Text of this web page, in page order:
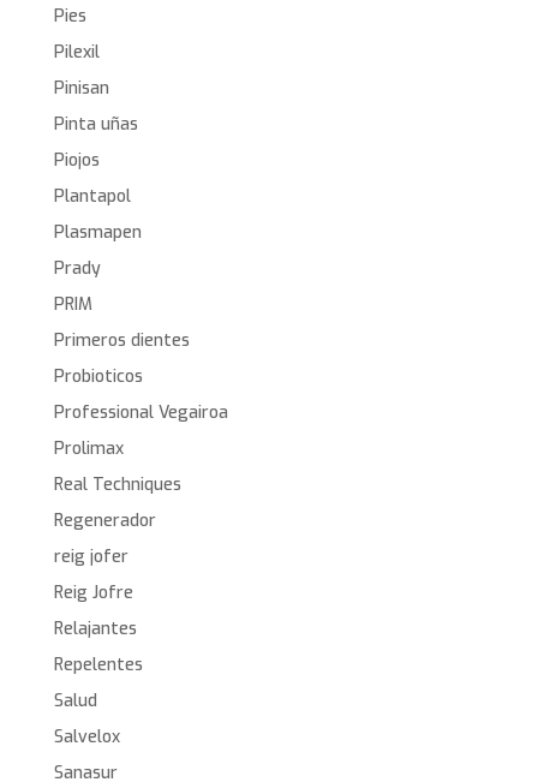
Pies
Pilexil
Pinisan
Pinta uñas
Piojos
Plantapol
Plasmapen
Prady
PRIM
Primeros dientes
Probioticos
Professional Vegairoa
Prolimax
Real Techniques
Regenerador
reig jofer
Reig Jofre
Relajantes
Repelentes
Salud
Salvelox
Sanasur